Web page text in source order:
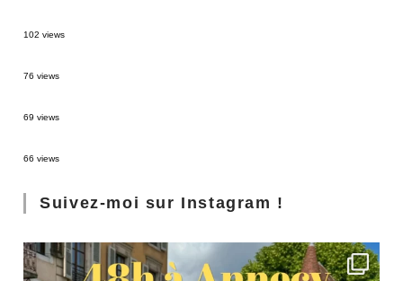
102 views
76 views
69 views
66 views
Suivez-moi sur Instagram !